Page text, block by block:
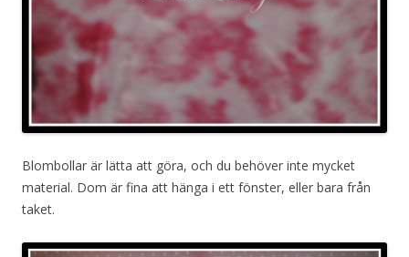
Blombollar är lätta att göra, och du behöver inte mycket
material. Dom är fina att hänga i ett fönster, eller bara från
taket.